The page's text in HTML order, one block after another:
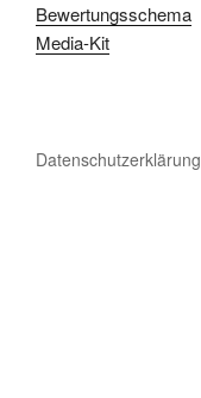
Bewertungsschema
Media-Kit
Datenschutzerklärung